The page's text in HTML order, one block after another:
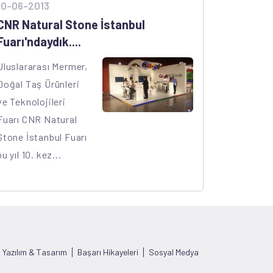
06-2013
Natural Stone İstanbul
Mermer,
Taş Ürünleri
Teknolojileri
CNR Natural
İstanbul Fuarı
yıl 10. kez...
Yazılım & Tasarım Başarı Hikayeleri Sosyal Medya